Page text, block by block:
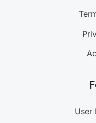
User